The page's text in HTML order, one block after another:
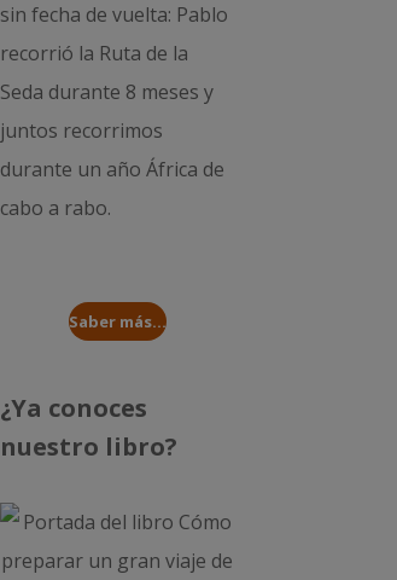
sin fecha de vuelta: Pablo
recorrió la Ruta de la
Seda durante 8 meses y
juntos recorrimos
durante un añoÁfrica de
cabo a rabo.
Saber más...
¿Ya conoces
nuestro libro?